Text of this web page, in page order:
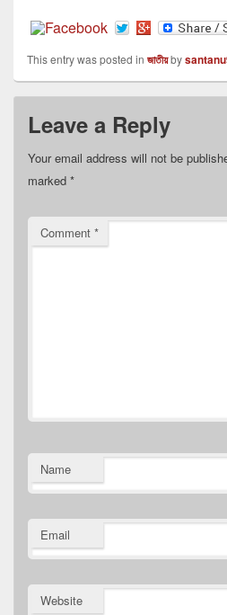
This entry was posted in জাতীয়by
Leave a Reply
Your email address will not be
marked *
Comment *
Name
Email
Website